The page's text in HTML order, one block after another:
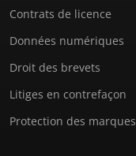
Contrats de licence
Données numériques
Droit des brevets
Litiges en contrefaçon
Protection des marques